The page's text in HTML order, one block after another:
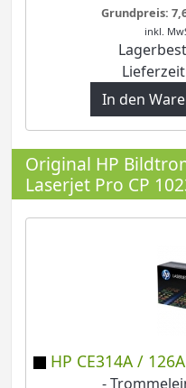
Grundpreis:
inkl.
Original HP
Laserjet Pro CP
HP CE314A /
-